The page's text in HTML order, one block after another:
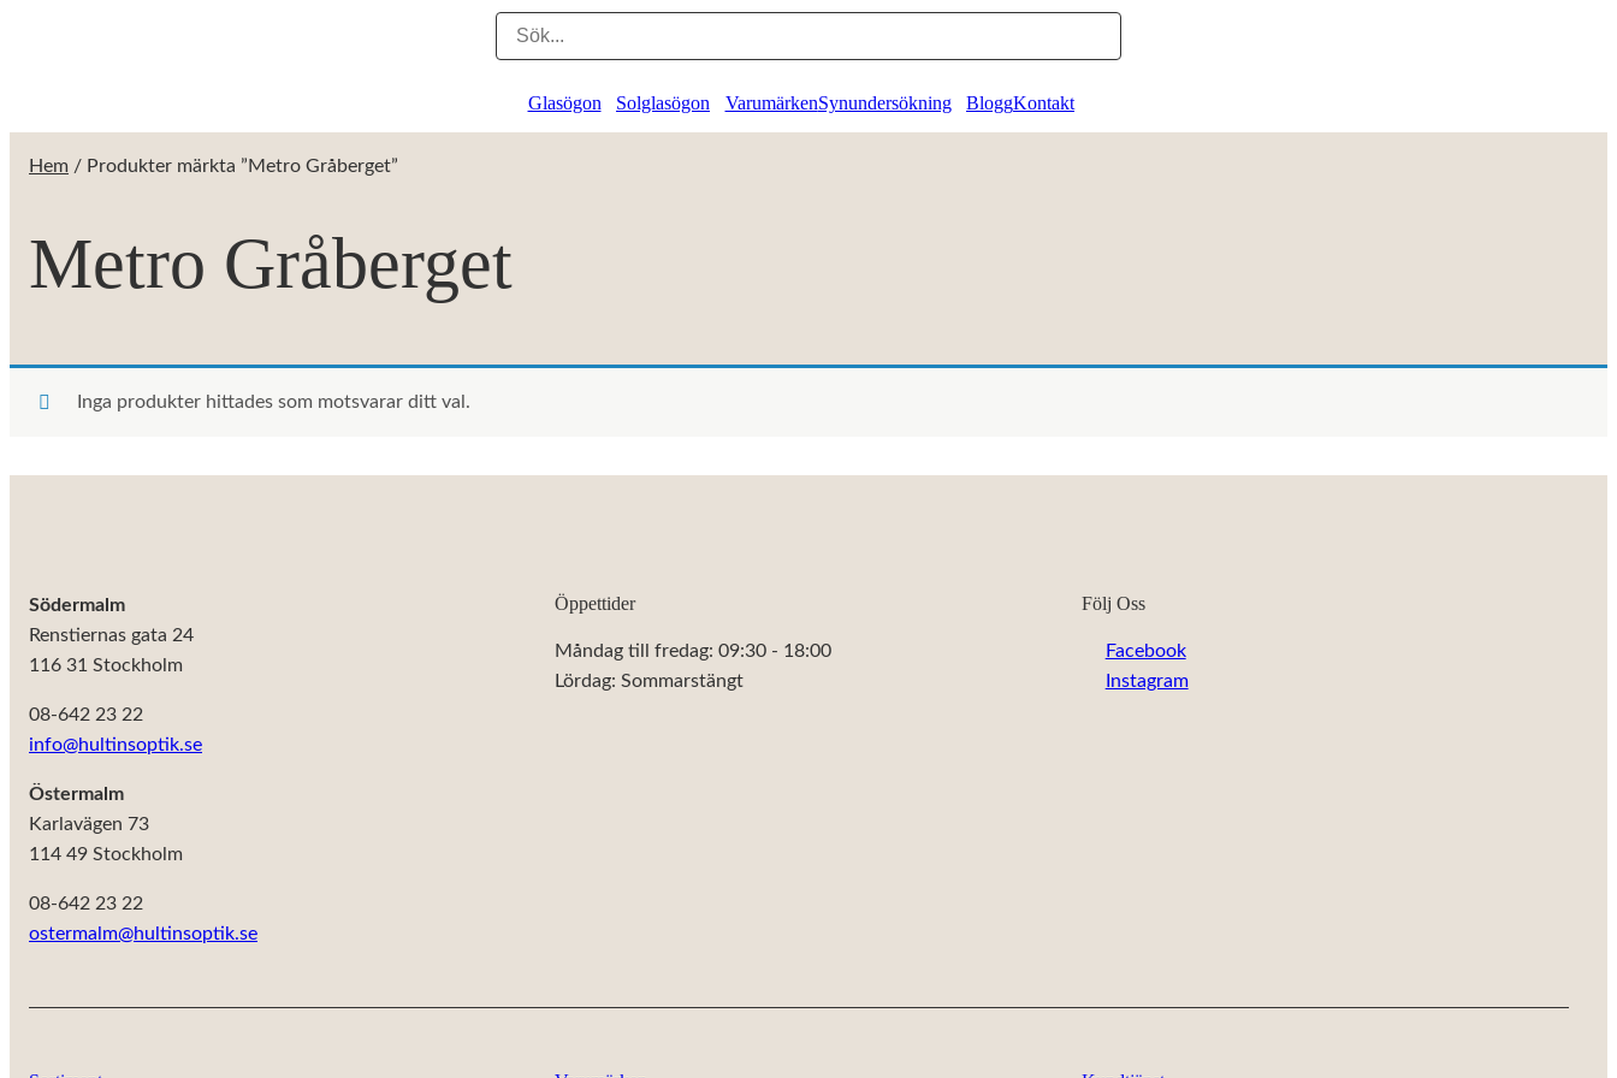
Glasögon Solglasögon VarumärkenSynundersökning BloggKontakt
Hem / Produkter märkta ”Metro Gråberget”
Metro Gråberget
Inga produkter hittades som motsvarar ditt val.
Södermalm
Renstiernas gata 24
116 31 Stockholm
08-642 23 22
info@hultinsoptik.se
Östermalm
Karlavägen 73
114 49 Stockholm
08-642 23 22
ostermalm@hultinsoptik.se
Öppettider
Måndag till fredag: 09:30 - 18:00
Lördag: Sommarstängt
Följ Oss
Facebook
Instagram
Nödvändiga